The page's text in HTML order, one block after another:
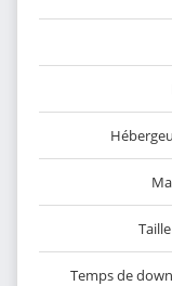
Temps de